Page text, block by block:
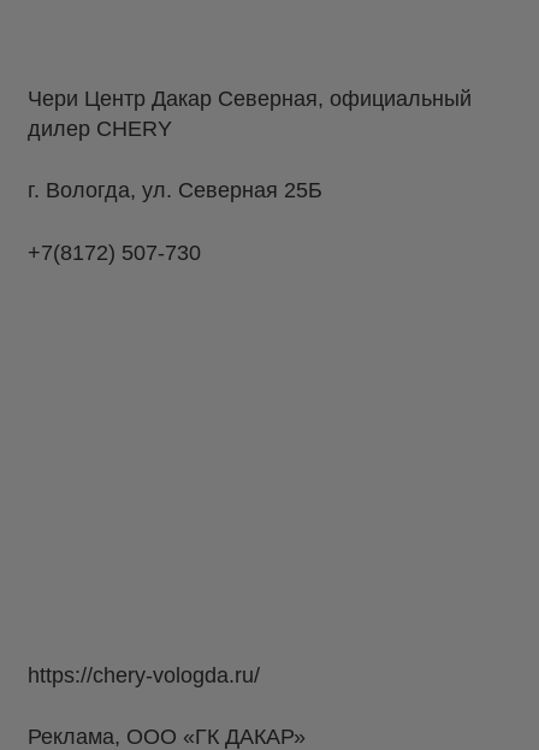
Чери Центр Дакар Северная, официальный
дилер CHERY
г. Вологда, ул. Северная 25Б
+7(8172) 507-730
https://chery-vologda.ru/
Реклама, ООО «ГК ДАКАР»